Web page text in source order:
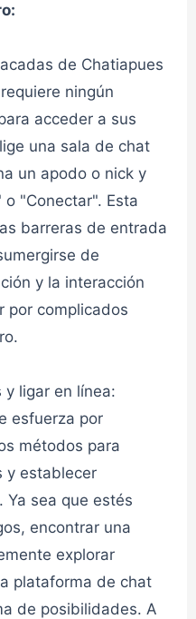
👮admin
2✔
30✔
30✔
👮admin
1✔
👮admin
de Chatiapues
ningún
acceder a sus
una sala de chat
un apodo o nick y
"Conectar". Esta
barreras de entrada
de
y la interacción
por complicados
y ligar en línea:
esfuerza por
métodos para
y establecer
Ya sea que estés
encontrar una
explorar
plataforma de chat
de posibilidades. A